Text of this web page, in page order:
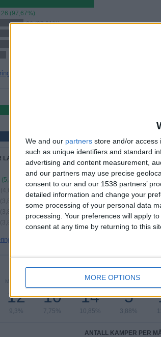
We and our partners store and/or access
such as unique identifiers and standard
advertising and content measurement,
and our partners may use precise
consent to our and our 1538 partners’
detailed information and change your
some processing of your personal data
processing. Your preferences will apply
consent at any time by returning to this
MORE OPTIONS
(97,67%)
36 (27,91%)
(5,43%)
(4,65%)
FA Cup
ANTALL KAMPER PER
MANDAG
12
9,3%
10
7,75%
ONSDAG
14
10,85%
TORSDAG
5
3,88%
ANTALL KAMPER PER